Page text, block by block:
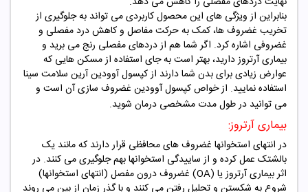
بنابراین از ویژگی های این محصول کاربردی می تواند به جلوگیری از
تخریب غضروف ها، کمک به حرکت مفاصل و کاهش درد مفصلی و
غضروفی اشاره کرد. اگر شما هم از دردهای مفصلی رنج می برید و
بیماری آرتروز دارید، بهتر است به جای استفاده از مسکن هایی که
عوارض زیادی برای بدن شما دارند از کپسول آوودین آرین سلامت سینا
استفاده نمایید. از خواص کپسول آوودین غضروف سازی آن است و
می توانید در طول مدت مشخصی درمان شوید.
بیماری آرتروز:
در انتهای استخوانها غضروف های محافظی قرار دارند که مانند یک
بالشتک عمل کرده و از ساییدگی استخوانها بهم جلوگیری می کنند. در
اثر بیماری آرتروز یا (OA) غضروف درون مفصل (انتهای استخوانها)
شروع به شکستن و تحلیل رفتن می کنند و با گذر زمان از بین می روند